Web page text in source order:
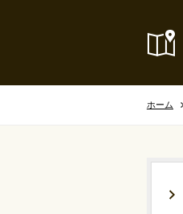
ホーム